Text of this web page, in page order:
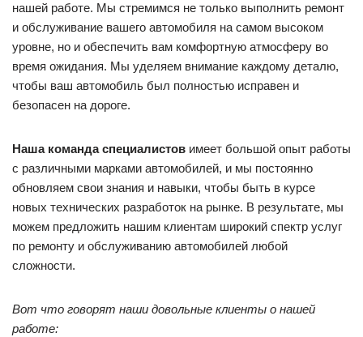
нашей работе. Мы стремимся не только выполнить ремонт
и обслуживание вашего автомобиля на самом высоком
уровне, но и обеспечить вам комфортную атмосферу во
время ожидания. Мы уделяем внимание каждому деталю,
чтобы ваш автомобиль был полностью исправен и
безопасен на дороге.
Наша команда специалистов имеет большой опыт работы
с различными марками автомобилей, и мы постоянно
обновляем свои знания и навыки, чтобы быть в курсе
новых технических разработок на рынке. В результате, мы
можем предложить нашим клиентам широкий спектр услуг
по ремонту и обслуживанию автомобилей любой
сложности.
Вот что говорят наши довольные клиенты о нашей
работе: